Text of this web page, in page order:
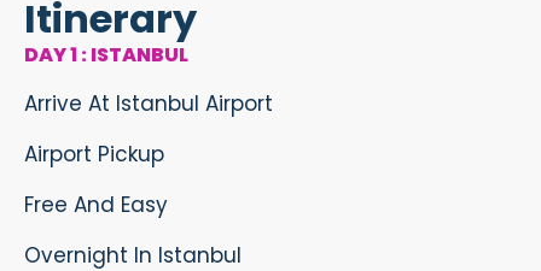
Itinerary
DAY 1 : ISTANBUL
Arrive At Istanbul Airport
Airport Pickup
Free And Easy
Overnight In Istanbul